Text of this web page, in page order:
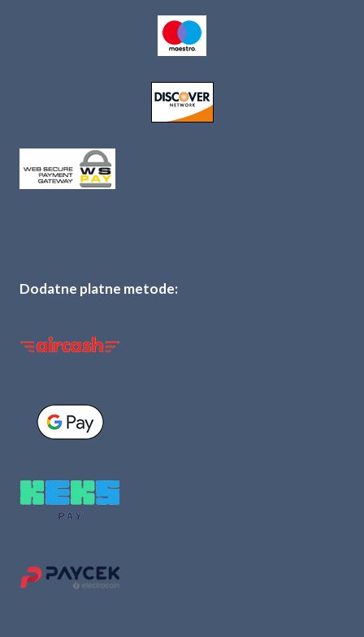
Dodatne platne metode: